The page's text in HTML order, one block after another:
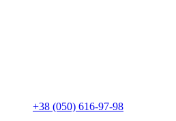
+38 (050) 616-97-98